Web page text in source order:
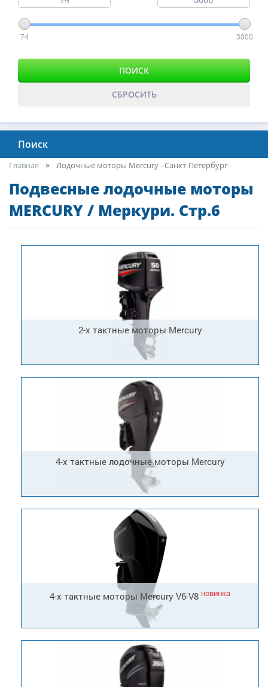
74 3000
ПОИСК
СБРОСИТЬ
Поиск
Главная Лодочные моторы Mercury - Санкт-Петербург
Подвесные лодочные моторы
MERCURY / Меркури. Стр.6
2-х тактные моторы Mercury
4-х тактные лодочные моторы Mercury
4-х тактные моторы Mercury V6-V8 новинка